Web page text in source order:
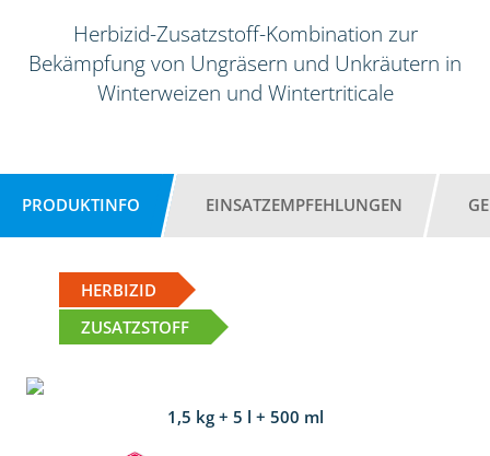
Herbizid-Zusatzstoff-Kombination zur
Bekämpfung von Ungräsern und Unkräutern in
Winterweizen und Wintertriticale
PRODUKTINFO EINSATZEMPFEHLUNGEN
HERBIZID
ZUSATZSTOFF
1,5 kg + 5 l + 500 ml